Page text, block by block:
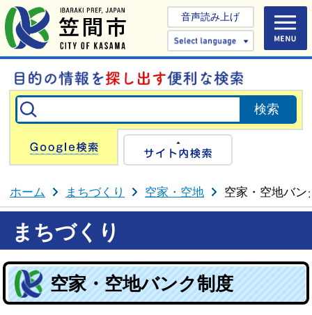
音声読み上げ
Select
Google検索
ホーム まちづくり 空家・空地 空家・空地バン
まちづくり
空家・空地バンク制度